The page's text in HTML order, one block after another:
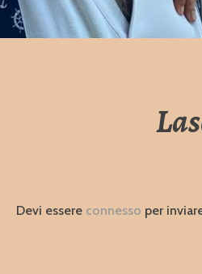
Devi essere connesso per